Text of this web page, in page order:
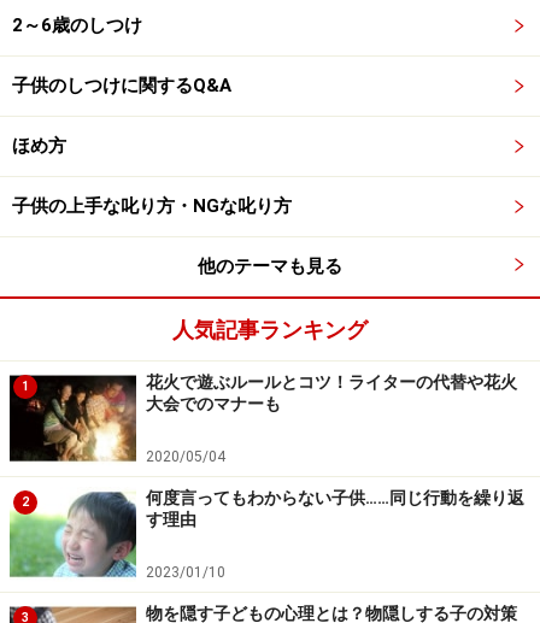
すると、適切な友人関係を保つことが難しくなることも
あるでしょう。
「今、ここで」発生している問題にじっく
り取り組めなくなる
子どもを急かす言葉「急げ！」（Hurry Up）を「駆り立
てる言葉」ドライバー（Drivers）のひとつとし、子ども
の後の人生に大きな影響を与えると言っています。
急かされるメッセージにより、子どもは常に「今、ここ
で」発生している問題の解決に落ち着いて取り組めず、
実際には何をどう早くすれば良いのか、あまり理解され
ない状態のまま、セカセカと後の人生も過ごすと言うの
です。
2～6歳のしつけ
子供のしつけに関するQ&A
ほめ方
子供の上手な叱り方・NGな叱り方
他のテーマも見る
人気記事ランキング
1
花火で遊ぶルールとコツ！ライターの代替や花火
大会でのマナーも
2020/05/04
2
何度言ってもわからない子供……同じ行動を繰り返
す理由
2023/01/10
3 物を隠す子どもの心理とは？物隠しする子の対策